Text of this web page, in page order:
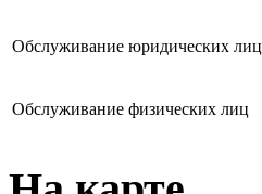
Обслуживание юридических лиц
Обслуживание физических лиц